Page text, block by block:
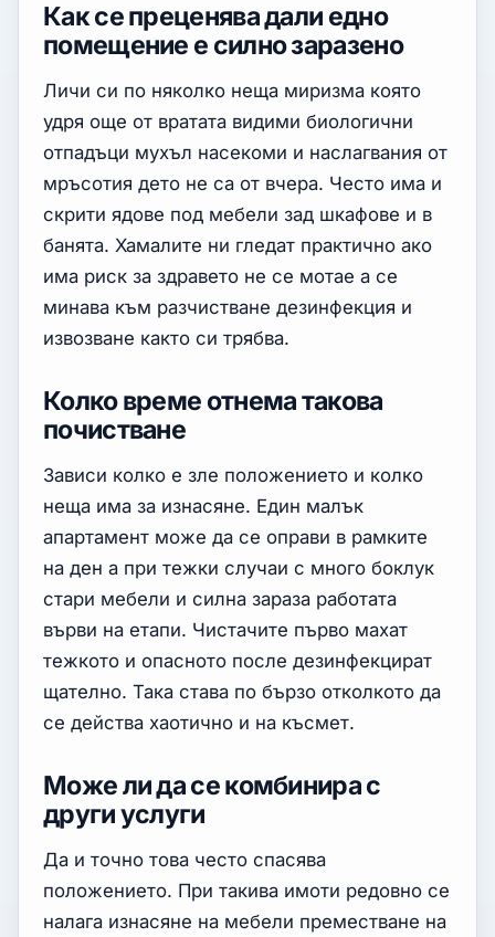
Как се преценява дали едно
помещение е силно заразено
Личи си по няколко неща миризма която
удря още от вратата видими биологични
отпадъци мухъл насекоми и наслагвания от
мръсотия дето не са от вчера. Често има и
скрити ядове под мебели зад шкафове и в
банята. Хамалите ни гледат практично ако
има риск за здравето не се мотае а се
минава към разчистване дезинфекция и
извозване както си трябва.
Колко време отнема такова
почистване
Зависи колко е зле положението и колко
неща има за изнасяне. Един малък
апартамент може да се оправи в рамките
на ден а при тежки случаи с много боклук
стари мебели и силна зараза работата
върви на етапи. Чистачите първо махат
тежкото и опасното после дезинфекцират
щателно. Така става по бързо отколкото да
се действа хаотично и на късмет.
Може ли да се комбинира с
други услуги
Да и точно това често спасява
положението. При такива имоти редовно се
налага изнасяне на мебели преместване на